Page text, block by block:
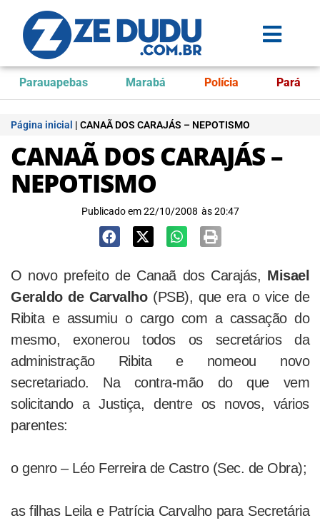
Parauapebas Marabá Polícia Pará
Página inicial | CANAÃ DOS CARAJÁS – NEPOTISMO
CANAÃ DOS CARAJÁS –
NEPOTISMO
Publicado em 22/10/2008 às 20:47
O novo prefeito de Canaã dos Carajás, Misael
Geraldo de Carvalho(PSB), que era o vice de
Ribita e assumiu o cargo com a cassação do
mesmo, exonerou todos os secretários da
administração Ribita e nomeou novo
secretariado. Na contra-mão do que vem
solicitando a Justiça, dentre os novos, vários
parentes:
o genro – Léo Ferreira de Castro (Sec. de Obra);
as filhas Leila e Patrícia Carvalho para Secretária